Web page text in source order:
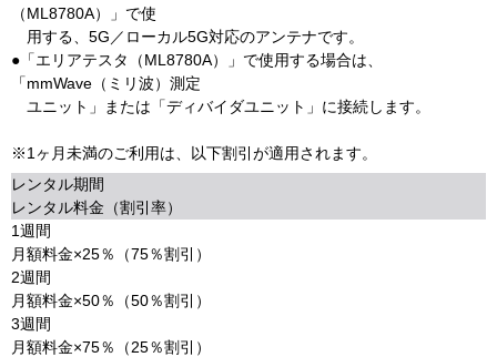
（ML8780A）」で使
用する、5G／ローカル5G対応のアンテナです。
●「エリアテスタ（ML8780A）」で使用する場合は、
「mmWave（ミリ波）測定
ユニット」または「ディバイダユニット」に接続します。
※1ヶ月未満のご利用は、以下割引が適用されます。
レンタル期間
レンタル料金（割引率）
1週間
月額料金×25％（75％割引）
2週間
月額料金×50％（50％割引）
3週間
月額料金×75％（25％割引）